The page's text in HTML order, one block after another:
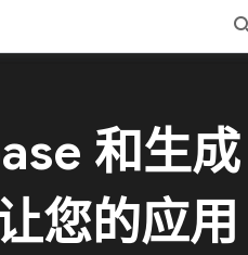
和生成
您的应用